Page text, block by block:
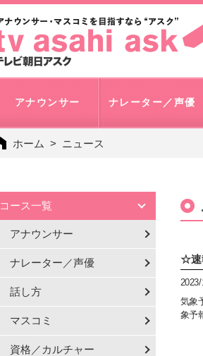
アナウンサー ナレーター／声優
ホーム ニュース
コース一覧
アナウンサー
ナレーター／声優
話し方
マスコミ
資格／カルチャー
☆速
気象
象予